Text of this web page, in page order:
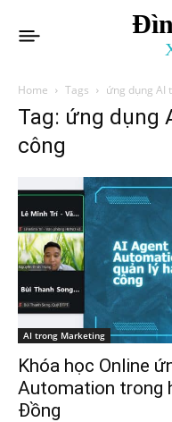
Home Tags ứng dụng AI
Tag: ứng dụng
công
AI trong Marketing
Khóa học Online
Automation trong
Đồng